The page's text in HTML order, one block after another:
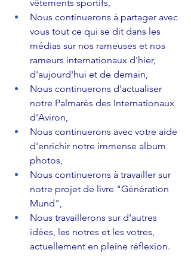
vêtements sportifs,
Nous continuerons à partager avec
vous tout ce qui se dit dans les
médias sur nos rameuses et nos
rameurs internationaux d'hier,
d'aujourd'hui et de demain,
Nous continuerons d'actualiser
notre Palmarès des Internationaux
d'Aviron,
Nous continuerons avec votre aide
d'enrichir notre immense album
photos,
Nous continuerons à travailler sur
notre projet de livre "Génération
Mund",
Nous travaillerons sur d'autres
idées, les notres et les votres,
actuellement en pleine réflexion.